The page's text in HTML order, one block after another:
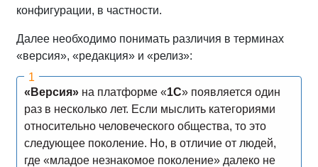
конфигурации, в частности.
Далее необходимо понимать различия в терминах
«версия», «редакция» и «релиз»:
«Версия»на платформе «1С» появляется один
раз в несколько лет. Если мыслить категориями
относительно человеческого общества, то это
следующее поколение. Но, в отличие от людей,
где «младое незнакомое поколение» далеко не